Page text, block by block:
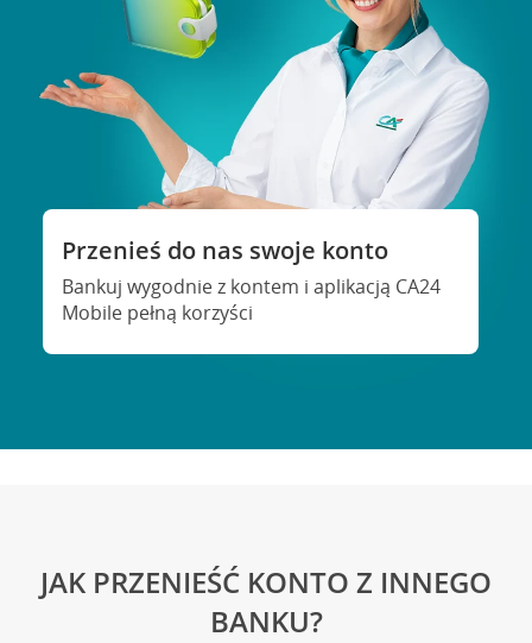
Przenieś do nas swoje konto
Bankuj wygodnie z kontem i aplikacją CA24
Mobile pełną korzyści
JAK PRZENIEŚĆ KONTO Z INNEGO
BANKU?